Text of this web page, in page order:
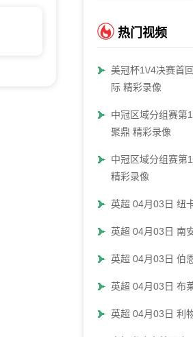
热门视频
美冠杯1\/4决赛首
际 精彩录像
中冠区域分组赛第
聚鼎 精彩录像
中冠区域分组赛第
精彩录像
英超 04月03日 纽
英超 04月03日 南
英超 04月03日 伯
英超 04月03日 布
英超 04月03日 利